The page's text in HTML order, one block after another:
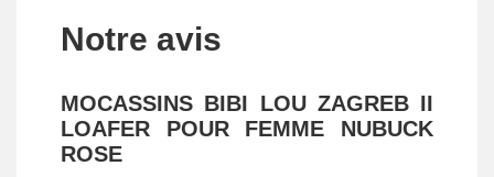
Notre avis
MOCASSINS BIBI LOU ZAGREB II
LOAFER POUR FEMME NUBUCK
ROSE